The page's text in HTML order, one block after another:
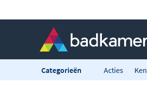
Categorieën Acties